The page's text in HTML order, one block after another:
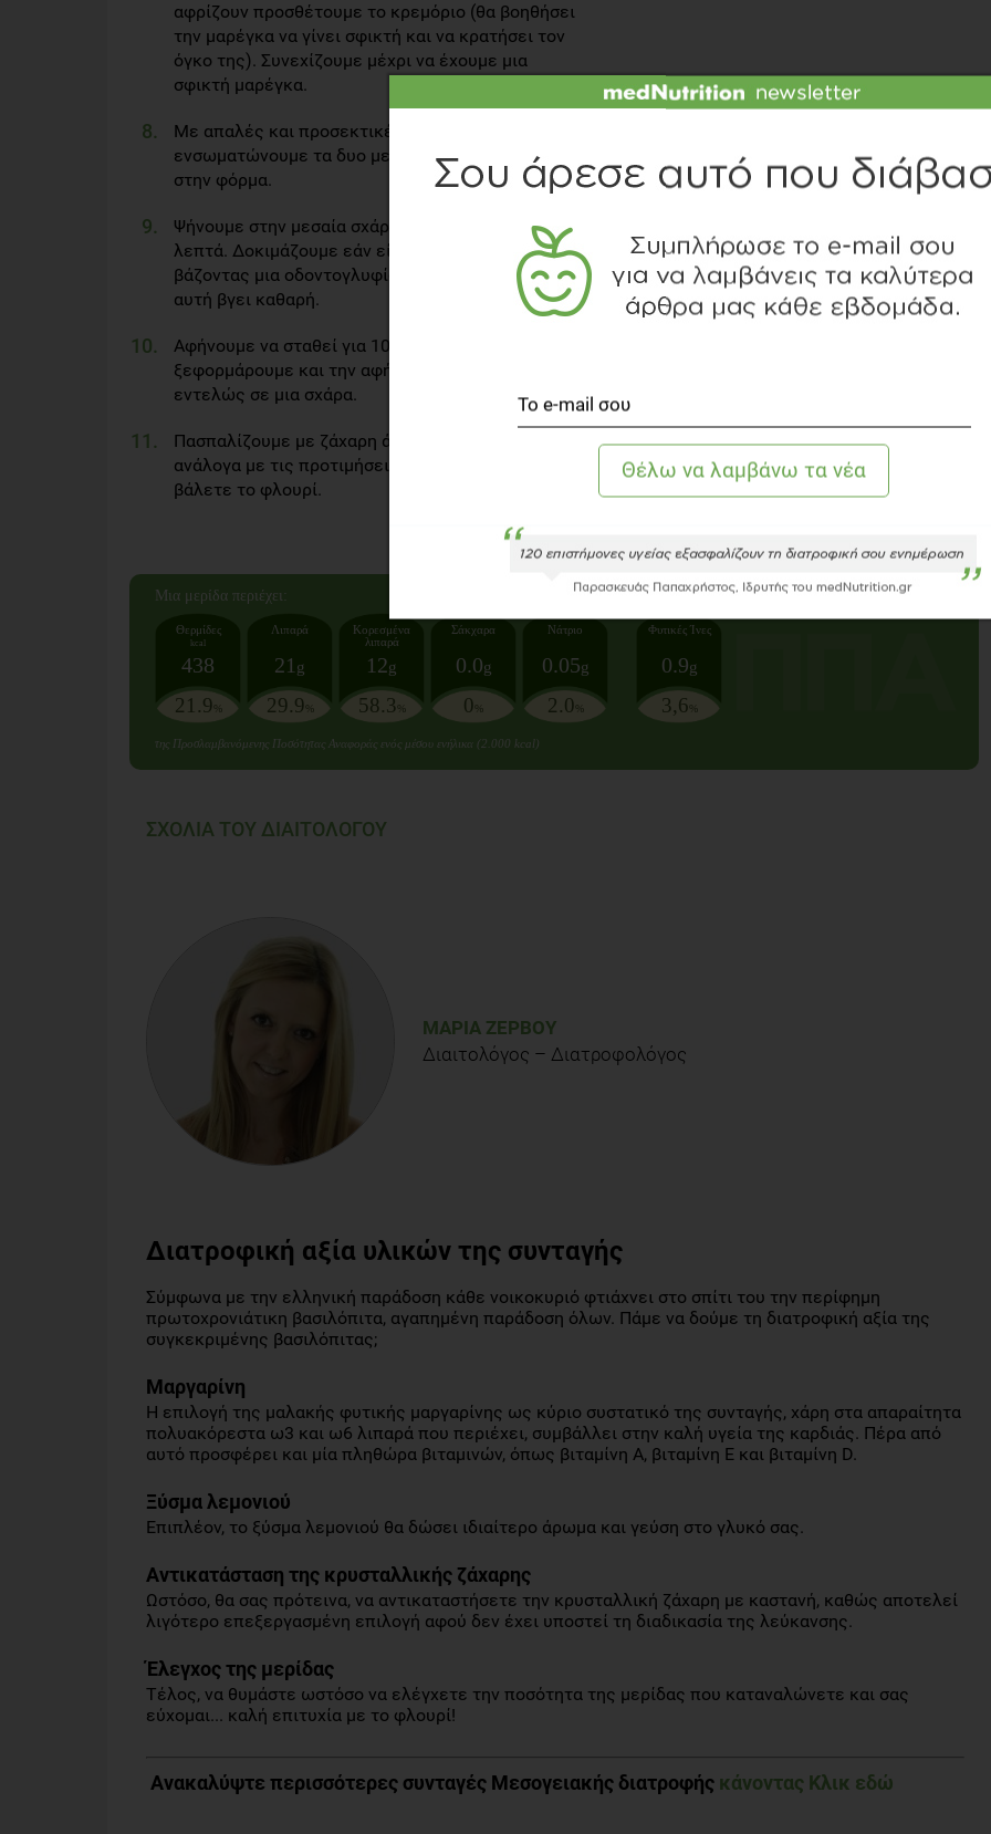
αφρίζουν προσθέτουμε το κρεμόριο (θα βοηθήσει
την μαρέγκα να γίνει σφικτή και να κρατήσει τον
όγκο της). Συνεχίζουμε μέχρι να έχουμε μια
σφικτή μαρέγκα.
Με απαλές και προσεκτικές κινήσεις
ενσωματώνουμε τα δυο μείγματα και αδειάζουμε
στην φόρμα.
Ψήνουμε στην μεσαία σχάρα του φούρνου για 50-60
λεπτά. Δοκιμάζουμε εάν είναι έτοιμο, όταν
βάζοντας μια οδοντογλυφίδα στο κέντρο του κέικ
αυτή βγει καθαρή.
Αφήνουμε να σταθεί για 10 λεπτά και έπειτα την
ξεφορμάρουμε και την αφήνουμε να κρυώσει
εντελώς σε μια σχάρα.
Πασπαλίζουμε με ζάχαρη άχνη και διακοσμούμε
ανάλογα με τις προτιμήσεις μας. Μην ξεχάσετε να
βάλετε το φλουρί.
Mια μερίδα περιέχει:
Θερμίδες
kcal
438
21.9 %
Λιπαρά
21 g
29.9 %
Κορεσμένα
λιπαρά
12g
58.3 %
Σάκχαρα
0.0g
0 %
Νάτριο
0.05g
2.0 %
Φυτικές Ίνες
0.9g
3,6 %
της Προσλαμβανόμενης Ποσότητας Αναφοράς ενός μέσου ενήλικα (2.000 kcal)
ΣΧΟΛΙΑ ΤΟΥ ΔΙΑΙΤΟΛΟΓΟΥ
ΜΑΡΊΑ ΖΕΡΒΟΎ
Διαιτολόγος – Διατροφολόγος
Διατροφική αξία υλικών της συνταγής
Σύμφωνα με την ελληνική παράδοση κάθε νοικοκυριό φτιάχνει στο σπίτι του την περίφημη
πρωτοχρονιάτικη βασιλόπιτα, αγαπημένη παράδοση όλων. Πάμε να δούμε τη διατροφική αξία της
συγκεκριμένης βασιλόπιτας;
Μαργαρίνη
Η επιλογή της μαλακής φυτικής μαργαρίνης ως κύριο συστατικό της συνταγής, χάρη στα απαραίτητα
πολυακόρεστα ω3 και ω6 λιπαρά που περιέχει, συμβάλλει στην καλή υγεία της καρδιάς. Πέρα από
αυτό προσφέρει και μία πληθώρα βιταμινών, όπως βιταμίνη Α, βιταμίνη Ε και βιταμίνη D.
Ξύσμα λεμονιού
Επιπλέον, το ξύσμα λεμονιού θα δώσει ιδιαίτερο άρωμα και γεύση στο γλυκό σας.
Αντικατάσταση της κρυσταλλικής ζάχαρης
Ωστόσο, θα σας πρότεινα, να αντικαταστήσετε την κρυσταλλική ζάχαρη με καστανή, καθώς αποτελεί
λιγότερο επεξεργασμένη επιλογή αφού δεν έχει υποστεί τη διαδικασία της λεύκανσης.
Έλεγχος της μερίδας
Τέλος, να θυμάστε ωστόσο να ελέγχετε την ποσότητα της μερίδας που καταναλώνετε και σας
εύχομαι... καλή επιτυχία με το φλουρί!
Ανακαλύψτε περισσότερες συνταγές Μεσογειακής διατροφής κάνοντας Κλικ εδώ